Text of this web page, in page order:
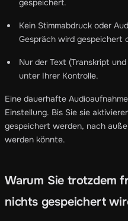
gespeichert.
Kein Stimmabdruck oder
Gespräch wird gespeichert
Nur der Text (Transkript
unter Ihrer Kontrolle.
Eine dauerhafte
Einstellung. Bis Sie sie
gespeichert werden, nach
werden könnte.
Warum Sie trotzdem
nichts gespeichert